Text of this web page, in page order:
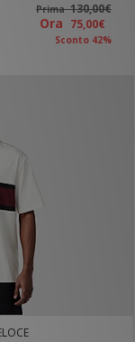
Prima130,00€
Ora 75,00€
Sconto 42%